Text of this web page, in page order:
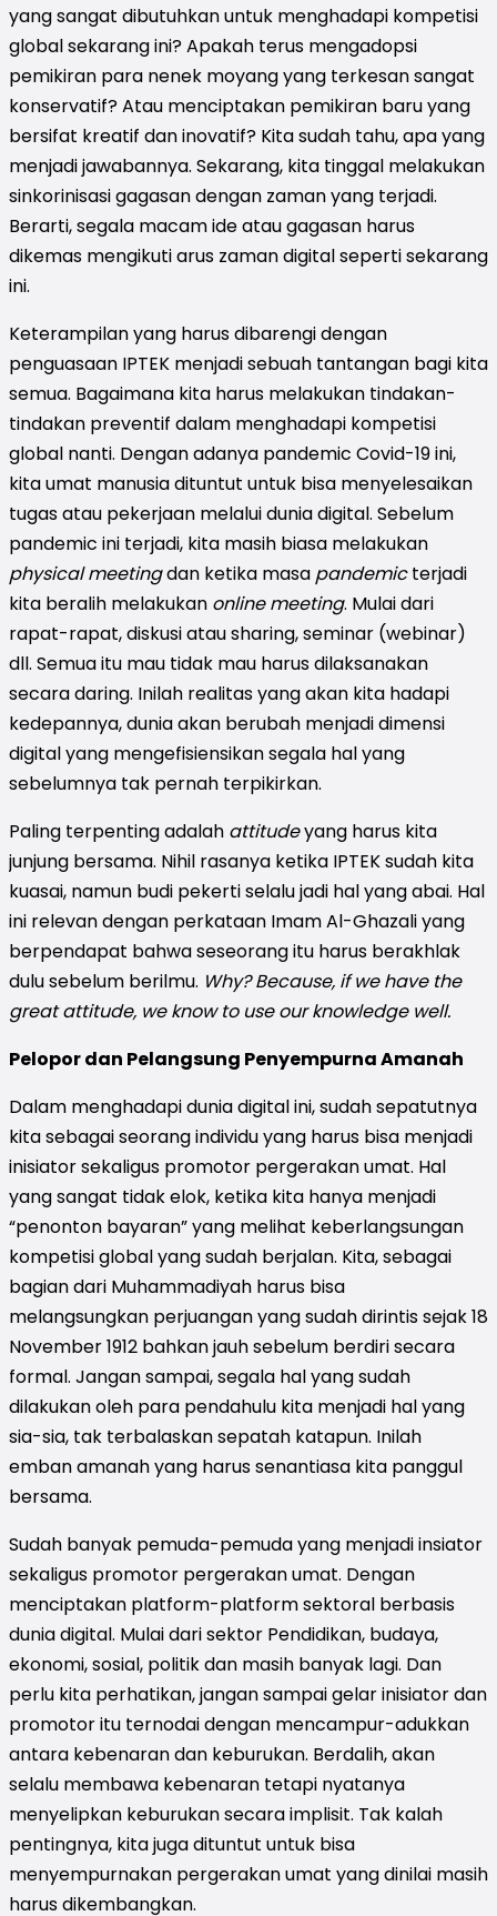
yang sangat dibutuhkan untuk menghadapi kompetisi
global sekarang ini? Apakah terus mengadopsi
pemikiran para nenek moyang yang terkesan sangat
konservatif? Atau menciptakan pemikiran baru yang
bersifat kreatif dan inovatif? Kita sudah tahu, apa yang
menjadi jawabannya. Sekarang, kita tinggal melakukan
sinkorinisasi gagasan dengan zaman yang terjadi.
Berarti, segala macam ide atau gagasan harus
dikemas mengikuti arus zaman digital seperti sekarang
ini.
Keterampilan yang harus dibarengi dengan
penguasaan IPTEK menjadi sebuah tantangan bagi kita
semua. Bagaimana kita harus melakukan tindakan-
tindakan preventif dalam menghadapi kompetisi
global nanti. Dengan adanya pandemic Covid-19 ini,
kita umat manusia dituntut untuk bisa menyelesaikan
tugas atau pekerjaan melalui dunia digital. Sebelum
pandemic ini terjadi, kita masih biasa melakukan
physical meetingdan ketika masa pandemicterjadi
kita beralih melakukan online meeting. Mulai dari
rapat-rapat, diskusi atau sharing, seminar (webinar)
dll. Semua itu mau tidak mau harus dilaksanakan
secara daring. Inilah realitas yang akan kita hadapi
kedepannya, dunia akan berubah menjadi dimensi
digital yang mengefisiensikan segala hal yang
sebelumnya tak pernah terpikirkan.
Paling terpenting adalah attitudeyang harus kita
junjung bersama. Nihil rasanya ketika IPTEK sudah kita
kuasai, namun budi pekerti selalu jadi hal yang abai. Hal
ini relevan dengan perkataan Imam Al-Ghazali yang
berpendapat bahwa seseorang itu harus berakhlak
dulu sebelum berilmu. Why? Because, if we have the
great attitude, we know to use our knowledge well.
Pelopor dan Pelangsung Penyempurna Amanah
Dalam menghadapi dunia digital ini, sudah sepatutnya
kita sebagai seorang individu yang harus bisa menjadi
inisiator sekaligus promotor pergerakan umat. Hal
yang sangat tidak elok, ketika kita hanya menjadi
“penonton bayaran” yang melihat keberlangsungan
kompetisi global yang sudah berjalan. Kita, sebagai
bagian dari Muhammadiyah harus bisa
melangsungkan perjuangan yang sudah dirintis sejak 18
November 1912 bahkan jauh sebelum berdiri secara
formal. Jangan sampai, segala hal yang sudah
dilakukan oleh para pendahulu kita menjadi hal yang
sia-sia, tak terbalaskan sepatah katapun. Inilah
emban amanah yang harus senantiasa kita panggul
bersama.
Sudah banyak pemuda-pemuda yang menjadi insiator
sekaligus promotor pergerakan umat. Dengan
menciptakan platform-platform sektoral berbasis
dunia digital. Mulai dari sektor Pendidikan, budaya,
ekonomi, sosial, politik dan masih banyak lagi. Dan
perlu kita perhatikan, jangan sampai gelar inisiator dan
promotor itu ternodai dengan mencampur-adukkan
antara kebenaran dan keburukan. Berdalih, akan
selalu membawa kebenaran tetapi nyatanya
menyelipkan keburukan secara implisit. Tak kalah
pentingnya, kita juga dituntut untuk bisa
menyempurnakan pergerakan umat yang dinilai masih
harus dikembangkan.